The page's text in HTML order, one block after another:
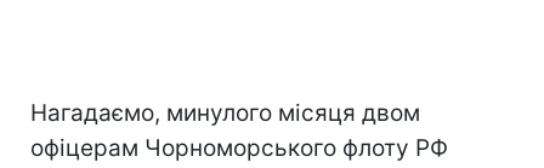
Нагадаємо, минулого місяця двом
офіцерам Чорноморського флоту РФ